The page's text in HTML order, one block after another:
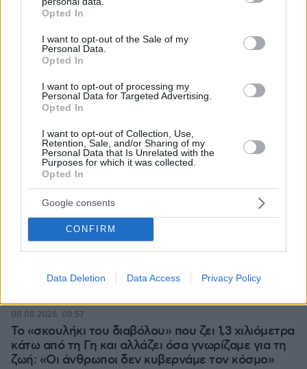
grant or deny consent to Google and its third-party tags to
use your data for below specified purposes in below Google
consent section.
Opted In
I want to opt-out of the Sale of my
Personal Data.
Opted In
I want to opt-out of processing my
Personal Data for Targeted Advertising.
Opted In
I want to opt-out of Collection, Use,
Retention, Sale, and/or Sharing of my
Personal Data that Is Unrelated with the
Purposes for which it was collected.
Opted In
Google consents
CONFIRM
Data Deletion Data Access Privacy Policy
Το «σκουλήκι του διαβόλου» που ζει 1,3 χιλιόμετρα
κάτω από τη Γη και αλλάζει όσα γνωρίζαμε για τη
ζωή: «Οι άνθρωποι δεν κυβερνάμε τον κόσμο»
08.08.2026, 08:57